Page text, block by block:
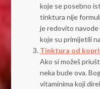
koje se posebno
tinktura nije
je redovito navode
koje su primijetili
Tinktura od
Ako si možeš
neka bude ova.
vitaminima koji